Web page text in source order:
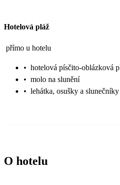
Hotelová pláž
přímo u hotelu
• hotelová písčito-oblázková
• molo na slunění
• lehátka, osušky a slunečníky
O hotelu